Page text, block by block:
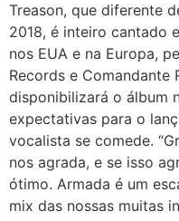
Treason, que diferente
2018, é inteiro cantado
nos EUA e na Europa,
Records e Comandante
disponibilizará o álbum
expectativas para o
vocalista se comede.
nos agrada, e se isso
ótimo. Armada é um
mix das nossas muitas